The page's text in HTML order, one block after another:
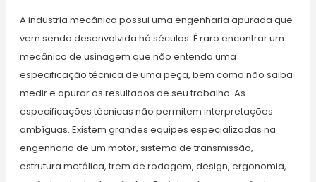
A industria mecânica possui uma engenharia apurada que
vem sendo desenvolvida há séculos. É raro encontrar um
mecânico de usinagem que não entenda uma
especificação técnica de uma peça, bem como não saiba
medir e apurar os resultados de seu trabalho. As
especificações técnicas não permitem interpretações
ambíguas. Existem grandes equipes especializadas na
engenharia de um motor, sistema de transmissão,
estrutura metálica, trem de rodagem, design, ergonomia,